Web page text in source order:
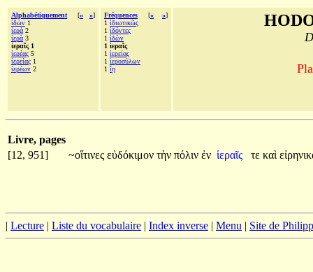
Alphabétiquement [« »]
ἰδὼν 1
ἱερά 2
ἱερὰ 3
ἱεραῖς 1
ἱερέας 5
ἱερείας 1
ἱερέων 2
Fréquences [« »]
1 ἰδιωτικῶς
1 ἰδόντες
1 ἰδὼν
1 ἱεραῖς
1 ἱερείας
1 ἱεροσύλων
1 ἴῃ
Livre, pages
[12, 951]
~οἵτινες εὐδόκιμον τὴν πόλιν ἐν ἱεραῖς τε καὶ
| Lecture | Liste du vocabulaire | Index inverse | Menu | Site de